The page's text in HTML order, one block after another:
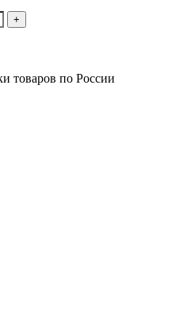
товаров по России